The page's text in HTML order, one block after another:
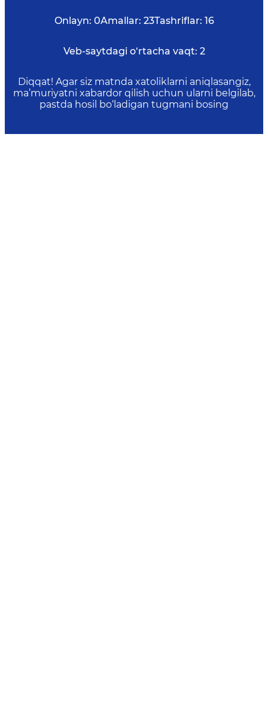
Onlayn: 0Amallar: 23Tashriflar: 16
Veb-saytdagi o‘rtacha vaqt: 2
Diqqat! Agar siz matnda xatoliklarni aniqlasangiz,
ma’muriyatni xabardor qilish uchun ularni belgilab,
pastda hosil bo‘ladigan tugmani bosing